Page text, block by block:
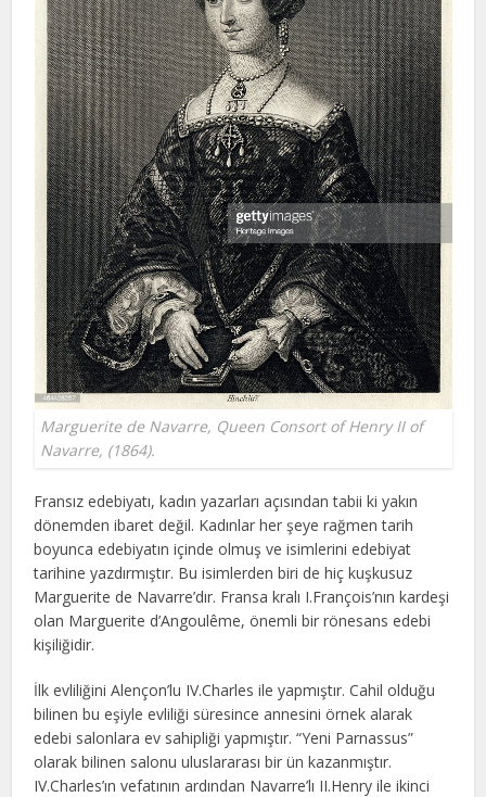
Marguerite de Navarre, Queen Consort of Henry II of
Navarre, (1864).
Fransız edebiyatı, kadın yazarları açısından tabii ki yakın
dönemden ibaret değil. Kadınlar her şeye rağmen tarih
boyunca edebiyatın içinde olmuş ve isimlerini edebiyat
tarihine yazdırmıştır. Bu isimlerden biri de hiç kuşkusuz
Marguerite de Navarre’dır. Fransa kralı I.François’nın kardeşi
olan Marguerite d’Angoulême, önemli bir rönesans edebi
kişiliğidir.
İlk evliliğini Alençon’lu IV.Charles ile yapmıştır. Cahil olduğu
bilinen bu eşiyle evliliği süresince annesini örnek alarak
edebi salonlara ev sahipliği yapmıştır. “Yeni Parnassus”
olarak bilinen salonu uluslararası bir ün kazanmıştır.
IV.Charles’ın vefatının ardından Navarre’lı II.Henry ile ikinci